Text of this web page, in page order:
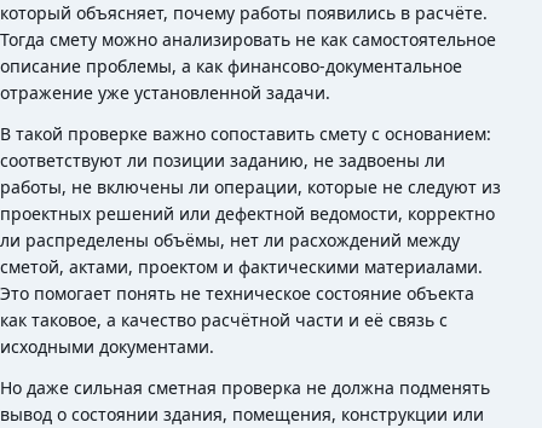
который объясняет, почему работы появились в расчёте.
Тогда смету можно анализировать не как самостоятельное
описание проблемы, а как финансово-документальное
отражение уже установленной задачи.
В такой проверке важно сопоставить смету с основанием:
соответствуют ли позиции заданию, не задвоены ли
работы, не включены ли операции, которые не следуют из
проектных решений или дефектной ведомости, корректно
ли распределены объёмы, нет ли расхождений между
сметой, актами, проектом и фактическими материалами.
Это помогает понять не техническое состояние объекта
как таковое, а качество расчётной части и её связь с
исходными документами.
Но даже сильная сметная проверка не должна подменять
вывод о состоянии здания, помещения, конструкции или